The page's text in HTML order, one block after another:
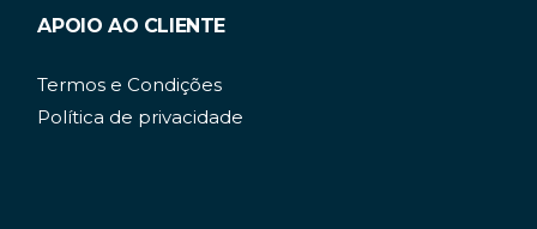
APOIO AO CLIENTE
Termos e Condições
Política de privacidade